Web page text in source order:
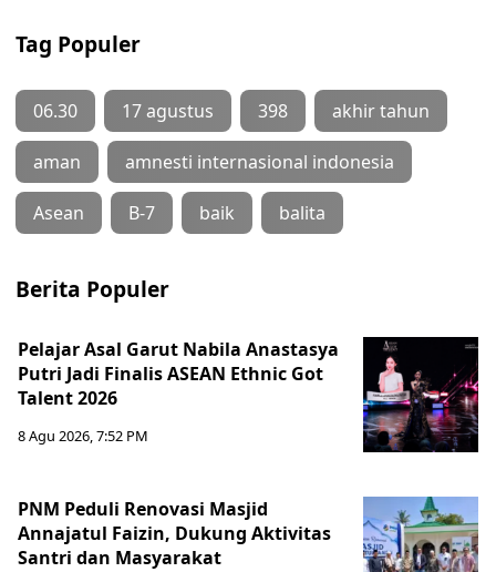
Tag Populer
06.30 17 agustus 398 akhir tahun
aman amnesti internasional indonesia
Asean B-7 baik balita
Berita Populer
Pelajar Asal Garut Nabila Anastasya
Putri Jadi Finalis ASEAN Ethnic Got
Talent 2026
8 Agu 2026, 7:52 PM
PNM Peduli Renovasi Masjid
Annajatul Faizin, Dukung Aktivitas
Santri dan Masyarakat